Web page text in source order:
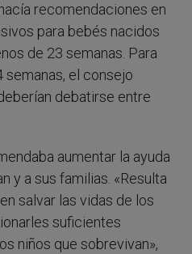
recomendaciones en
para bebés nacidos
de 23 semanas. Para
semanas, el consejo
debatirse entre
aumentar la ayuda
y a sus familias. «Resulta
salvar las vidas de los
suficientes
niños que sobrevivan»,